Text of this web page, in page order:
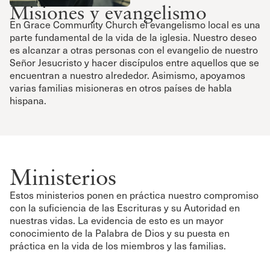
Misiones y evangelismo
En Grace Community Church el evangelismo local es una
parte fundamental de la vida de la iglesia. Nuestro deseo
es alcanzar a otras personas con el evangelio de nuestro
Señor Jesucristo y hacer discípulos entre aquellos que se
encuentran a nuestro alrededor. Asimismo, apoyamos
varias familias misioneras en otros países de habla
hispana.
Ministerios
Estos ministerios ponen en práctica nuestro compromiso
con la suficiencia de las Escrituras y su Autoridad en
nuestras vidas. La evidencia de esto es un mayor
conocimiento de la Palabra de Dios y su puesta en
práctica en la vida de los miembros y las familias.